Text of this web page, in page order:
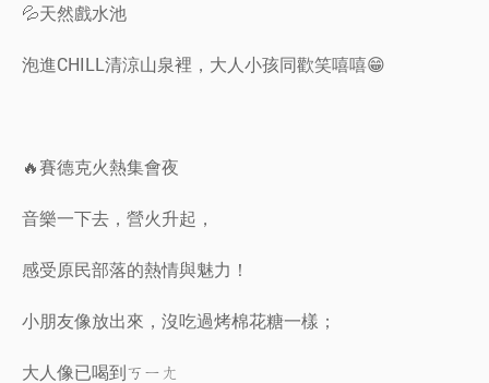
💦天然戲水池
泡進CHILL清涼山泉裡，大人小孩同歡笑嘻嘻😁
🔥賽德克火熱集會夜
音樂一下去，營火升起，
感受原民部落的熱情與魅力！
小朋友像放出來，沒吃過烤棉花糖一樣；
大人像已喝到ㄎㄧㄤ